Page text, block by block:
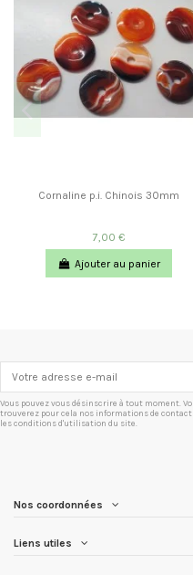
Cornaline p.i. Chinois 30mm
7,00 €
Ajouter au panier
Vous pouvez vous désinscrire à tout moment.
trouverez pour cela nos informations de contact
les conditions d'utilisation du site.
Nos coordonnées
Liens utiles